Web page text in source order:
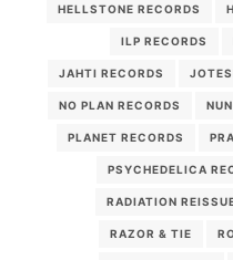
HELLSTONE RECORDS
ILP RECORDS
JAHTI RECORDS
NO PLAN RECORDS
PLANET RECORDS
PSYCHEDELICA
RADIATION
RAZOR & TIE